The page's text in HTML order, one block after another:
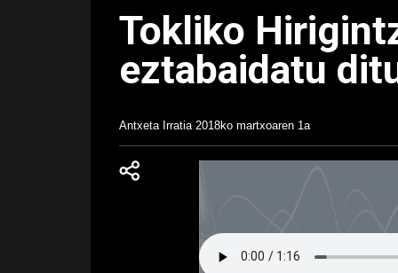
Tokliko
eztabaidatu
Antxeta Irratia 2018ko martxoaren 1a